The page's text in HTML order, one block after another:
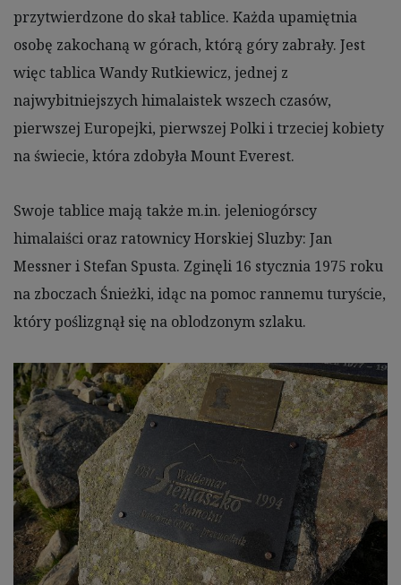
przytwierdzone do skał tablice. Każda upamiętnia
osobę zakochaną w górach, którą góry zabrały. Jest
więc tablica Wandy Rutkiewicz, jednej z
najwybitniejszych himalaistek wszech czasów,
pierwszej Europejki, pierwszej Polki i trzeciej kobiety
na świecie, która zdobyła Mount Everest.
Swoje tablice mają także m.in. jeleniogórscy
himalaiści oraz ratownicy Horskiej Sluzby: Jan
Messner i Stefan Spusta. Zginęli 16 stycznia 1975 roku
na zboczach Śnieżki, idąc na pomoc rannemu turyście,
który poślizgnął się na oblodzonym szlaku.